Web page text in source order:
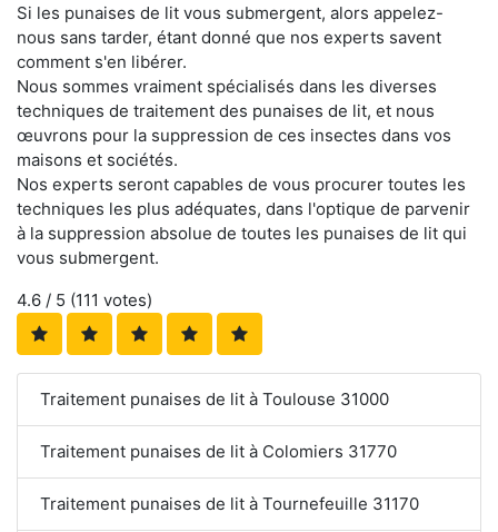
Si les punaises de lit vous submergent, alors appelez-
nous sans tarder, étant donné que nos experts savent
comment s'en libérer.
Nous sommes vraiment spécialisés dans les diverses
techniques de traitement des punaises de lit, et nous
œuvrons pour la suppression de ces insectes dans vos
maisons et sociétés.
Nos experts seront capables de vous procurer toutes les
techniques les plus adéquates, dans l'optique de parvenir
à la suppression absolue de toutes les punaises de lit qui
vous submergent.
4.6 / 5 (111 votes)
Traitement punaises de lit à Toulouse 31000
Traitement punaises de lit à Colomiers 31770
Traitement punaises de lit à Tournefeuille 31170